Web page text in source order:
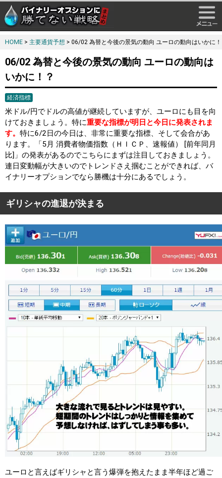
HOME > 主要通貨予想 > 06/02 為替と今後の景気の動向 ユーロの動向はいかに
06/02 為替と今後の景気の動向 ユーロの動向は
いかに！？
経済指標
米ドル/円でドルの高値が継続していますが、ユーロにも目を向
けておきましょう。特に重要な指標が明日と今日に発表されま
す。 特に6/2日の今日は、非常に重要な指標、そして会合があ
ります。「5月 消費者物価指数（ＨＩＣＰ、速報値） [前年同月
比]」の発表があるのでこちらにまずは注目しておきましょう。
連日変動幅が大きいのでトレンドさえ掴むことができれば、バ
イナリーオプションでなら勝機は十分にあるでしょう。
ギリシャの進退が決まる
ユーロと言えばギリシャと言う爆弾を抱えたまま半年ほど過ご